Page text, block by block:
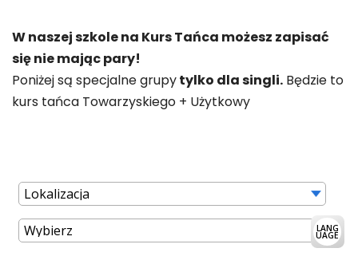
W naszej szkole na Kurs Tańca możesz zapisać
się nie mając pary!
Poniżej są specjalne grupytylko dla singli. Będzie to
kurs tańca Towarzyskiego + Użytkowy